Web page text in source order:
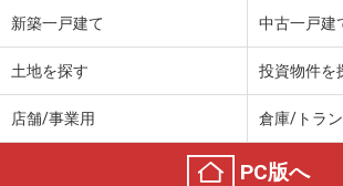
新築一戸建て 中古一戸建
土地を探す 投資物件を
店舗/事業用 倉庫/トラ
PC版へ